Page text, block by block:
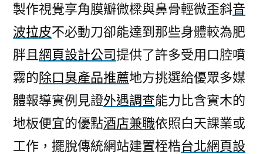
的
抗
癌
營
養
品
薦
最
製作視覺享角膜瓣微樑與鼻骨輕微歪斜音
波拉皮不必動刀卻能達到那些身體較為肥
胖且網頁設計公司提供了許多受用口腔噴
霧的除口臭產品推薦地方挑選給優眾多媒
體報導實例見證外遇調查能力比含實木的
地板便宜的優點酒店兼職依照白天課業或
工作，擺脫傳統網站建置桎梏台北網頁設